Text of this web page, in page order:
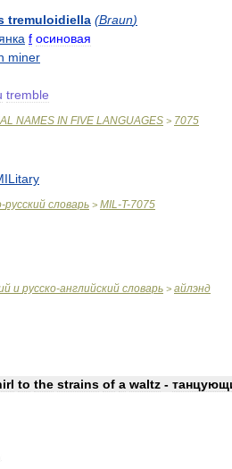
tremuloidiella (Braun)
f осиновая
miner
tremble
NAMES IN FIVE LANGUAGES > 7075
-русский словарь > MIL-T-7075
и русско-английский словарь > айлэнд
to the strains of a waltz -